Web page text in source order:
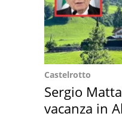
Castelrotto
Sergio
vacanza in